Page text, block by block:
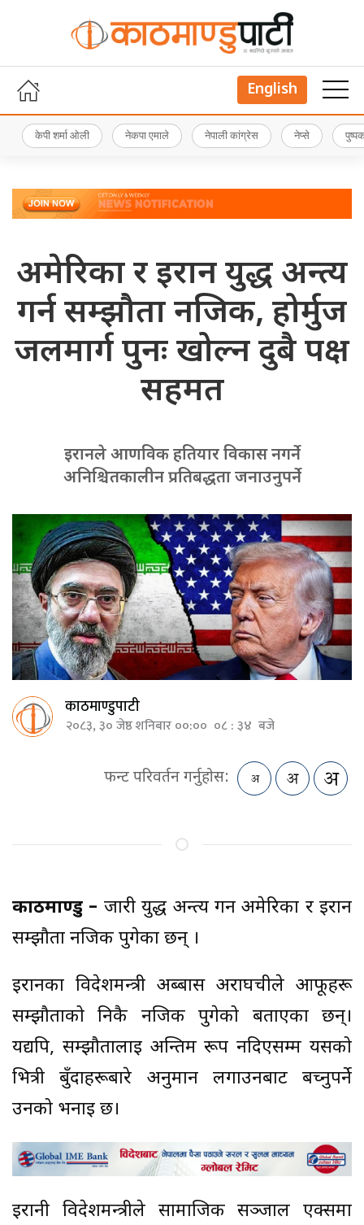
English
केपी शर्मा ओली नेकपा एमाले नेपाली कांग्रेस नेप्से
अमेरिका र इरान युद्ध अन्त्य
गर्न सम्झौता नजिक, होर्मुज
जलमार्ग पुनः खोल्न दुबै पक्ष
सहमत
इरानले आणविक हतियार विकास नगर्ने
अनिश्चितकालीन प्रतिबद्धता जनाउनुपर्ने
काठमाण्डुपाटी
२०८३, ३० जेष्ठ शनिबार ००:०० ०८ : ३४ बजे
फन्ट परिवर्तन गर्नुहोस:
काठमाण्डु – जारी युद्ध अन्त्य गर्न अमेरिका र इरान
सम्झौता नजिक पुगेका छन् ।
इरानका विदेशमन्त्री अब्बास अराघचीले आफूहरू
सम्झौताको निकै नजिक पुगेको बताएका छन्।
यद्यपि, सम्झौतालाई अन्तिम रूप नदिएसम्म यसको
भित्री बुँदाहरूबारे अनुमान लगाउनबाट बच्नुपर्ने
उनको भनाइ छ।
इरानी विदेशमन्त्रीले सामाजिक सञ्जाल एक्समा